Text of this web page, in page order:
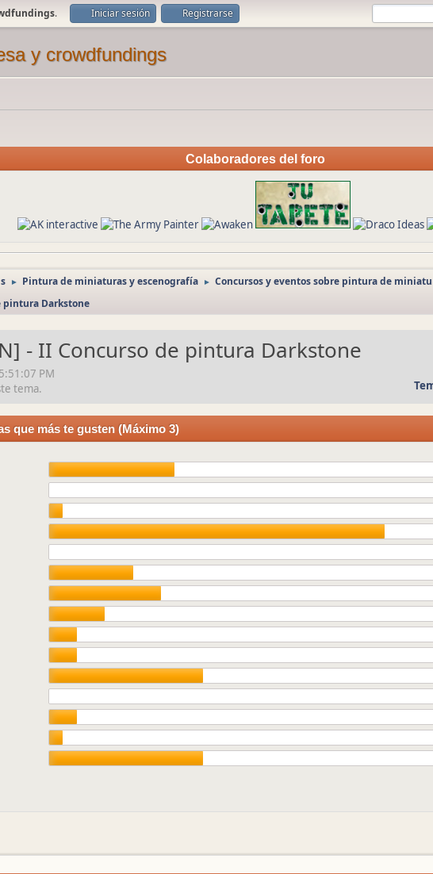
. Iniciar sesión Registrarse
Colaboradores del foro
► Pintura de miniaturas y escenografía ► Concursos y eventos sobre pintura de
pintura Darkstone
- II Concurso de pintura Darkstone
PM
tema.
que más te gusten (Máximo 3)